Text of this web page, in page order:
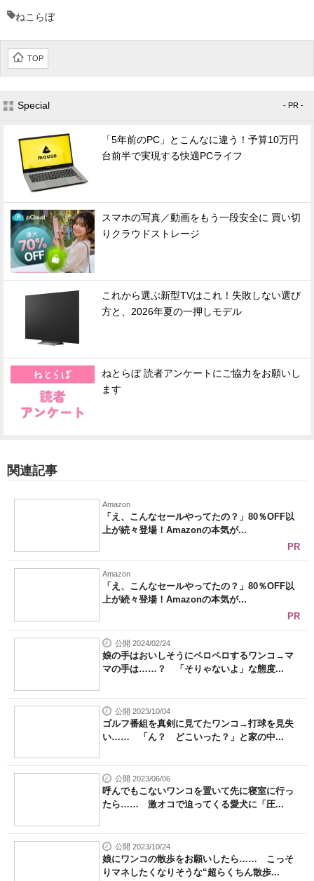
ねこらぼ
TOP
Special - PR -
「5年前のPC」とこんなに違う！予算10万円
台前半で実現する快適PCライフ
スマホの写真／動画をもう一段安全に 買い切
りクラウドストレージ
これから選ぶ新型TVはこれ！失敗しない選び
方と、2026年夏の一押しモデル
ねとらぼ 読者アンケートにご協力をお願いし
ます
関連記事
Amazon
「え、こんなセールやってたの？」80％OFF以
上が続々登場！Amazonの本気が...
PR
Amazon
「え、こんなセールやってたの？」80％OFF以
上が続々登場！Amazonの本気が...
PR
公開 2024/02/24
娘の手はおいしそうにペロペロするワンコ→マ
マの手は……？ 「そりゃないよ」な態度...
公開 2023/10/04
ゴルフ番組を真剣に見てたワンコ→打球を見失
い…… 「ん？ どこいった？」と家の中...
公開 2023/06/06
呼んでもこないワンコを置いて先に寝室に行っ
たら…… 激オコで迫ってくる愛犬に「圧...
公開 2023/10/24
娘にワンコの散歩をお願いしたら…… こっそ
りマネしたくなりそうな“超らくちん散歩...